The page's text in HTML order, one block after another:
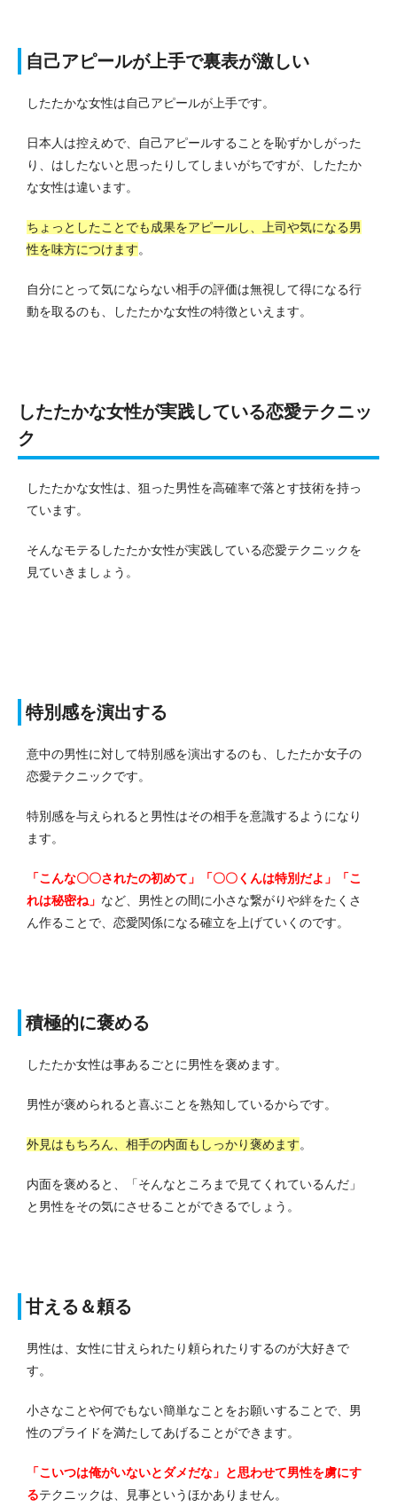
自己アピールが上手で裏表が激しい
したたかな女性は自己アピールが上手です。
日本人は控えめで、自己アピールすることを恥ずかしがった
り、はしたないと思ったりしてしまいがちですが、したたか
な女性は違います。
ちょっとしたことでも成果をアピールし、上司や気になる男
性を味方につけます。
自分にとって気にならない相手の評価は無視して得になる行
動を取るのも、したたかな女性の特徴といえます。
したたかな女性が実践している恋愛テクニッ
ク
したたかな女性は、狙った男性を高確率で落とす技術を持っ
ています。
そんなモテるしたたか女性が実践している恋愛テクニックを
見ていきましょう。
特別感を演出する
意中の男性に対して特別感を演出するのも、したたか女子の
恋愛テクニックです。
特別感を与えられると男性はその相手を意識するようになり
ます。
「こんな〇〇されたの初めて」「〇〇くんは特別だよ」「こ
れは秘密ね」 など、男性との間に小さな繋がりや絆をたくさ
ん作ることで、恋愛関係になる確立を上げていくのです。
積極的に褒める
したたか女性は事あるごとに男性を褒めます。
男性が褒められると喜ぶことを熟知しているからです。
外見はもちろん、相手の内面もしっかり褒めます。
内面を褒めると、「そんなところまで見てくれているんだ」
と男性をその気にさせることができるでしょう。
甘える＆頼る
男性は、女性に甘えられたり頼られたりするのが大好きで
す。
小さなことや何でもない簡単なことをお願いすることで、男
性のプライドを満たしてあげることができます。
「こいつは俺がいないとダメだな」と思わせて男性を虜にす
るテクニックは、見事というほかありません。